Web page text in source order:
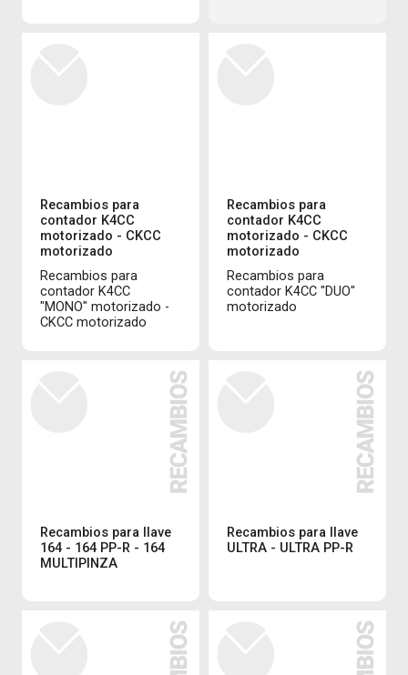
Recambios para
contador K4CC
motorizado - CKCC
motorizado
Recambios para
contador K4CC
"MONO" motorizado -
CKCC motorizado
Recambios para
contador K4CC
motorizado - CKCC
motorizado
Recambios para
contador K4CC "DUO"
motorizado
Recambios para llave
164 - 164 PP-R - 164
MULTIPINZA
Recambios para llave
ULTRA - ULTRA PP-R